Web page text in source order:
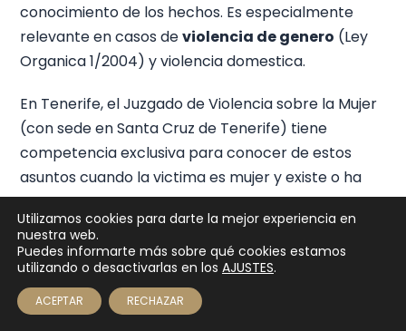
conocimiento de los hechos. Es especialmente
relevante en casos deviolencia de genero (Ley
Organica 1/2004) y violencia domestica.
En Tenerife, el Juzgado de Violencia sobre la Mujer
(con sede en Santa Cruz de Tenerife) tiene
competencia exclusiva para conocer de estos
asuntos cuando la victima es mujer y existe o ha
existido relacion sentimental con el agresor.
Cancelacion de antecedentes
penales
Los antecedentes penales no son permanentes. Se
🚨 822 043 335 — Urgencias penales
Utilizamos cookies para darte la mejor experiencia en
nuestra web.
Puedes informarte más sobre qué cookies estamos
utilizando o desactivarlas en los AJUSTES.
ACEPTAR RECHAZAR